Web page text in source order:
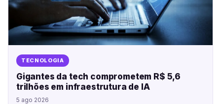
TECNOLOGIA
Gigantes da tech comprometem R$ 5,6
trilhões em infraestrutura de IA
5 ago 2026